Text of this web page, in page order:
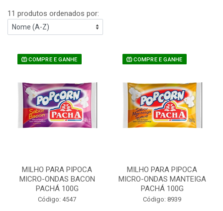
11 produtos ordenados por:
COMPRE E GANHE
MILHO PARA PIPOCA
MICRO-ONDAS BACON
PACHÁ 100G
Código: 4547
COMPRE E GANHE
MILHO PARA PIPOCA
MICRO-ONDAS MANTEIGA
PACHÁ 100G
Código: 8939